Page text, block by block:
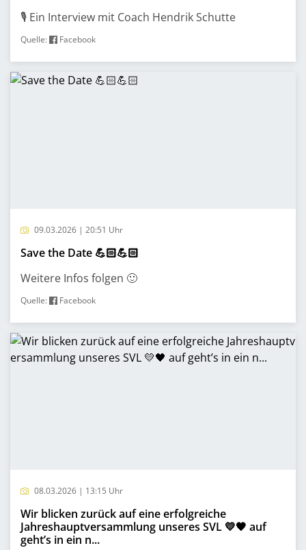
🎙️ Ein Interview mit Coach Hendrik Schutte
Quelle: Facebook
09.03.2026 | 20:51 Uhr
Save the Date 💪🏻💪🏻
Weitere Infos folgen 🙂
Quelle: Facebook
08.03.2026 | 13:15 Uhr
Wir blicken zurück auf eine erfolgreiche
Jahreshauptversammlung unseres SVL 💛🖤 auf
geht’s in ein n...